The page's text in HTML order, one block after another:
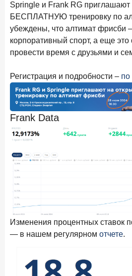
6 февраля 2026 года
По итогам января 2026 года
составил 822,8 млрд руб.
2 февраля 2026 года
и стратегии банков
30 января 2026 года
Главные «болевые точки»
расчетного счета в банках
26 января 2026 года
Ипотека. Итоги декабря 2025 года
15 января 2026 года
По итогам декабря 2025 года
составил 1 326,5 млрд руб.
Цифра дня
23,3 лет
Springle и Frank RG приглашают
БЕСПЛАТНУЮ тренировку по
убеждены, что алтимат фрисби
корпоративный спорт, а еще
провести время с друзьями и
Регистрация и подробности – по
Frank Data
Изменения процентных ставок
— в нашем регулярном отчете.